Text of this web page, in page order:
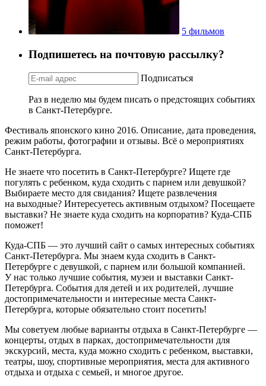
5 фильмов
Подпишетесь на почтовую рассылку?
Подписаться
Раз в неделю мы будем писать о предстоящих событиях
в Санкт-Петербурге.
Фестиваль японского кино 2016. Описание, дата проведения,
режим работы, фотографии и отзывы. Всё о мероприятиях
Санкт-Петербурга.
Не знаете что посетить в Санкт-Петербурге? Ищете где
погулять с ребенком, куда сходить с парнем или девушкой?
Выбираете место для свидания? Ищете развлечения
на выходные? Интересуетесь активным отдыхом? Посещаете
выставки? Не знаете куда сходить на корпоратив? Куда-СПБ
поможет!
Куда-СПБ — это лучший сайт о самых интересных событиях
Санкт-Петербурга. Мы знаем куда сходить в Санкт-
Петербурге с девушкой, с парнем или большой компанией.
У нас только лучшие события, музеи и выставки Санкт-
Петербурга. События для детей и их родителей, лучшие
достопримечательности и интересные места Санкт-
Петербурга, которые обязательно стоит посетить!
Мы советуем любые варианты отдыха в Санкт-Петербурге —
концерты, отдых в парках, достопримечательности для
экскурсий, места, куда можно сходить с ребенком, выставки,
театры, шоу, спортивные мероприятия, места для активного
отдыха и отдыха с семьей, и многое другое.